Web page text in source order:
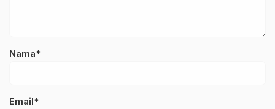
Nama*
Email*